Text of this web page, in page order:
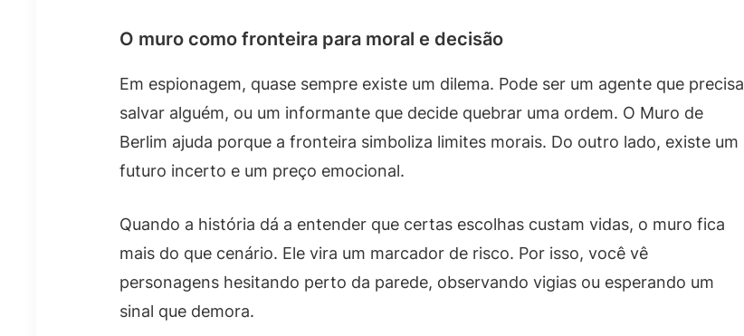
O muro como fronteira para moral e decisão
Em espionagem, quase sempre existe um dilema. Pode ser um agente que precisa
salvar alguém, ou um informante que decide quebrar uma ordem. O Muro de
Berlim ajuda porque a fronteira simboliza limites morais. Do outro lado, existe um
futuro incerto e um preço emocional.
Quando a história dá a entender que certas escolhas custam vidas, o muro fica
mais do que cenário. Ele vira um marcador de risco. Por isso, você vê
personagens hesitando perto da parede, observando vigias ou esperando um
sinal que demora.